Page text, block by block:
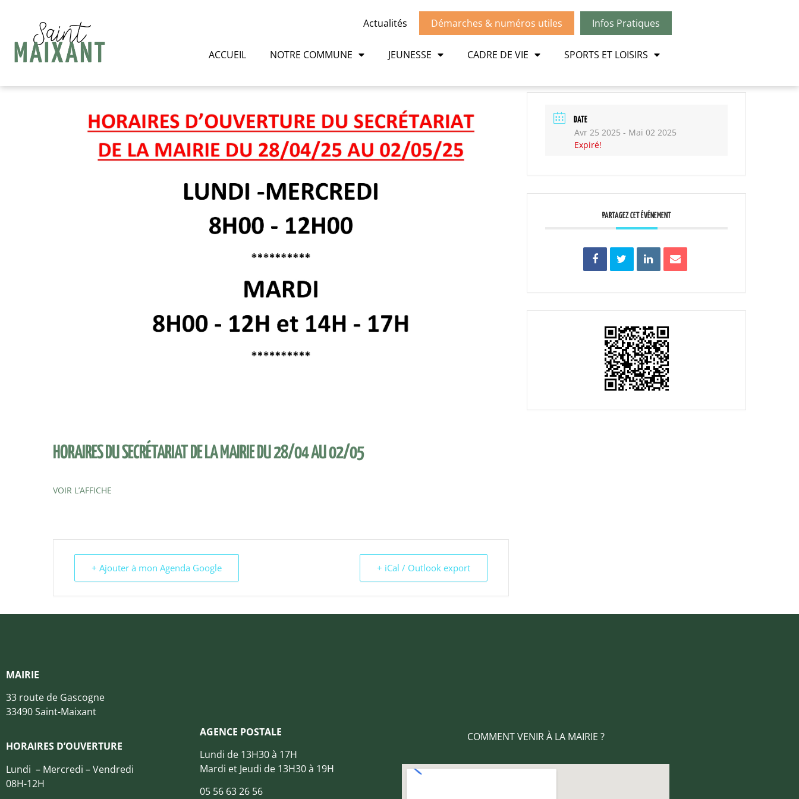
Actualités Démarches & numéros utiles Infos Pratiques
ACCUEIL NOTRE COMMUNE JEUNESSE CADRE DE VIE SPORTS ET LOISIRS
HORAIRES DU SECRÉTARIAT DE LA MAIRIE DU 28/04 AU 02/05
VOIR L’AFFICHE
+ Ajouter à mon Agenda Google + iCal / Outlook export
DATE
Avr 25 2025 - Mai 02 2025
Expiré!
PARTAGEZ CET ÉVÉNEMENT
MAIRIE
33 route de Gascogne
33490 Saint-Maixant
HORAIRES D’OUVERTURE
Lundi – Mercredi – Vendredi
08H-12H
AGENCE POSTALE
Lundi de 13H30 à 17H
Mardi et Jeudi de 13H30 à 19H
05 56 63 26 56
COMMENT VENIR À LA MAIRIE ?